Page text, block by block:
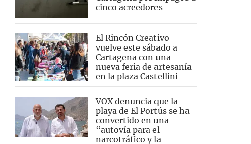
cinco acreedores
El Rincón Creativo
vuelve este sábado a
Cartagena con una
nueva feria de artesanía
en la plaza Castellini
VOX denuncia que la
playa de El Portús se ha
convertido en una
“autovía para el
narcotráfico y la